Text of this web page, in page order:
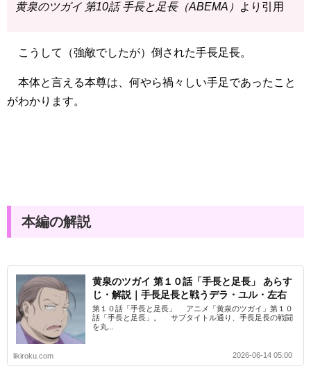
黄泉のツガイ 第10話 手長と足長（ABEMA） より引用
こうして（強敵でしたが）倒された手長足長。
本体と言える本尊は、何やら禍々しい手足であったこと
がわかります。
本編の解説
黄泉のツガイ 第１０話「手長と足長」 あらす
じ・解説｜手長足長と戦うデラ・ユル・左右
第１０話「手長と足長」 アニメ「黄泉のツガイ」第１０
話「手長と足長」。 サブタイトル通り、手長足長の戦闘
を丸...
likiroku.com 2026-06-14 05:00